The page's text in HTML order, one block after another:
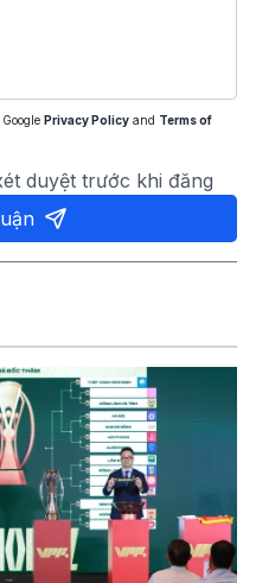
Privacy Policy and Terms of
duyệt trước khi đăng